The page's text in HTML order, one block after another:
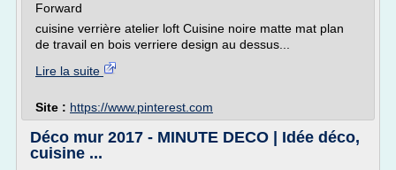
Forward
cuisine verrière atelier loft Cuisine noire matte mat plan
de travail en bois verriere design au dessus...
Lire la suite
Site : https://www.pinterest.com
Déco mur 2017 - MINUTE DECO | Idée déco,
cuisine ...